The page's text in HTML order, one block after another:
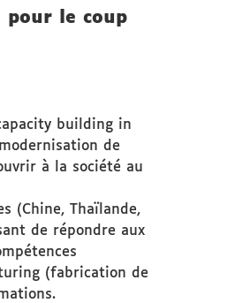
pour le coup
building in
de
à la société au
(Chine, Thaïlande,
de répondre aux
(fabrication de